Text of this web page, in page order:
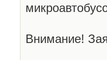
Внимание!